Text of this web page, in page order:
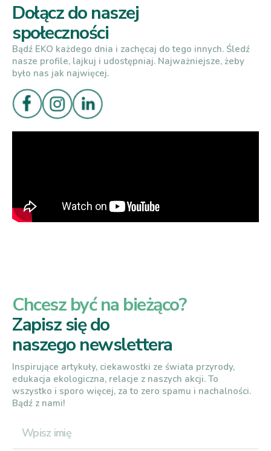
Dołącz do naszej
społeczności
Bądź EKO każdego dnia i zachęcaj do tego innych. Śledź
nasze profile, lajkuj i udostępniaj. Najważniejsze, żeby
było nas jak najwięcej.
Chcesz być na bieżąco?
Zapisz się do
naszego newslettera
Inspirujące artykuły, ciekawostki ze świata przyrody,
edukacja ekologiczna, relacje z naszych akcji. To
wszystko i sporo więcej, za to zero spamu i nachalności.
Bądź z nami!